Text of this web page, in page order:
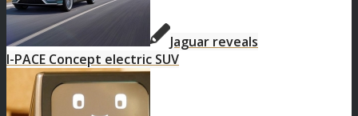
Jaguar reveals
I-PACE Concept electric SUV